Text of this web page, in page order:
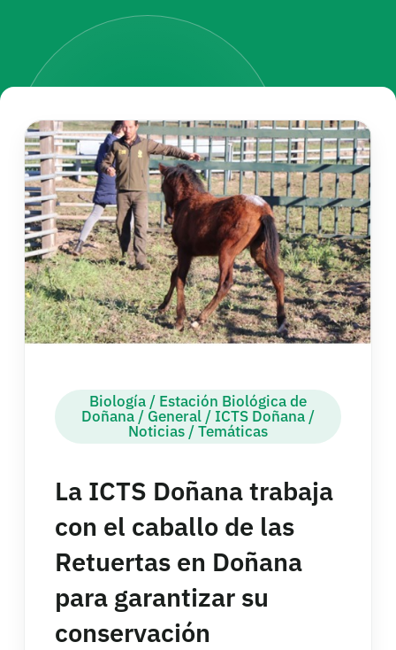
Biología / Estación Biológica de
Doñana / General / ICTS Doñana /
Noticias /Temáticas
La ICTS Doñana trabaja
con el caballo de las
Retuertas en Doñana
para garantizar su
conservación